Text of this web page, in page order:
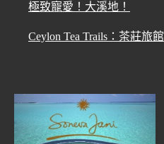
極致寵愛！大溪地！
Ceylon Tea Trails：茶莊旅館